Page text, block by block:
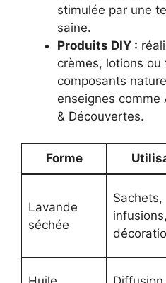
stimulée par une
saine.
Produits DIY :
crèmes, lotions ou
composants
enseignes comme
& Découvertes.
Forme
Lavande
séchée
Sachets,
infusions,